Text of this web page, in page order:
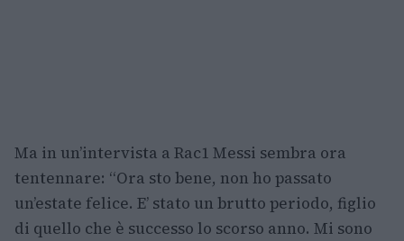
Ma in un’intervista a Rac1 Messi sembra ora
tentennare: “Ora sto bene, non ho passato
un’estate felice. E’ stato un brutto periodo, figlio
di quello che è successo lo scorso anno. Mi sono